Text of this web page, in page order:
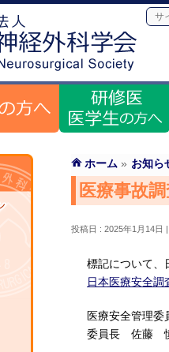
ホーム » お知ら
医療事故
投稿日 : 2025年1月14日
標記について、
日本医療安全調
医療安全管理委
委員長 佐藤